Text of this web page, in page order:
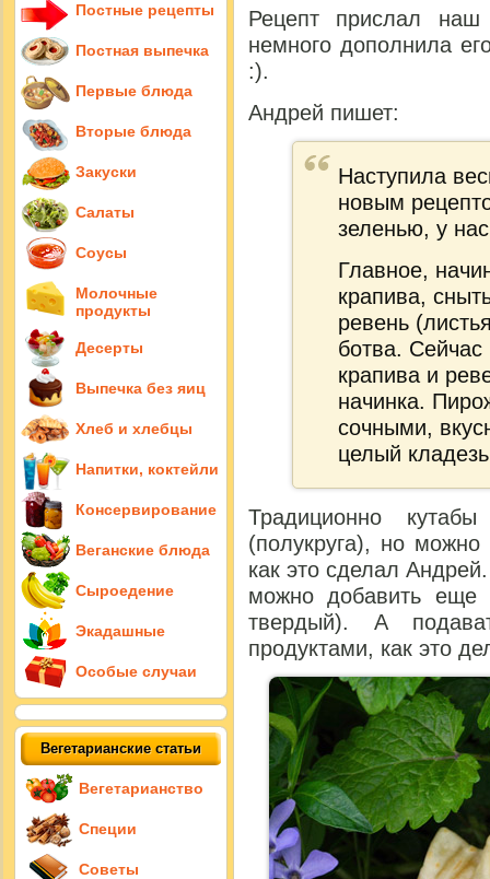
Рецепт прислал
немного дополнила
:).
Андрей пишет:
Наступила
новым
зеленью, у
Главное,
крапива,
ревень
ботва. Сейчас
крапива и
начинка.
сочными,
целый
Традиционно
(полукруга), но
как это сделал
можно добавить еще
твердый). А
продуктами, как это
Постные рецепты
Постная выпечка
Первые блюда
Вторые блюда
Закуски
Салаты
Соусы
Молочные
продукты
Десерты
Выпечка без яиц
Хлеб и хлебцы
Напитки, коктейли
Консервирование
Веганские блюда
Сыроедение
Экадашные
Особые случаи
Вегетарианские статьи
Вегетарианство
Специи
Советы